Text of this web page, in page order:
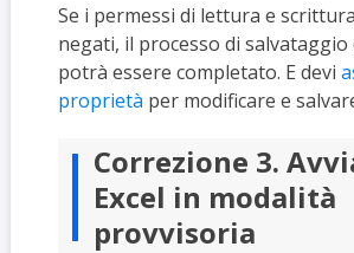
Se i permessi di lettura e
negati, il processo di salvataggio
potrà essere completato. E devi
proprietà per modificare e
Correzione 3.
Excel in modalità
provvisoria